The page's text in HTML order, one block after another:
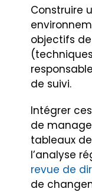
Construire
objectifs
de suivi.
Intégrer
de
tableaux
l’analyse
revue de
de